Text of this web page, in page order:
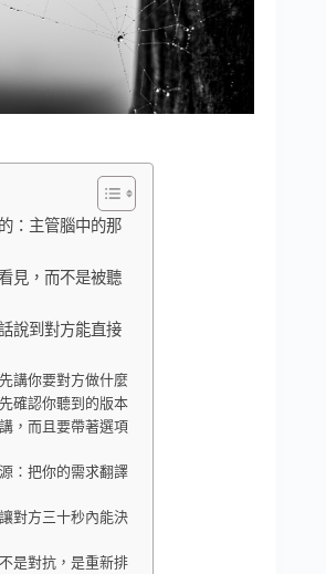
：主管腦中的那
見，而不是被聽
說到對方能直接
講你要對方做什麼
確認你聽到的版本
，而且要帶著選項
：把你的需求翻譯
對方三十秒內能決
是對抗，是重新排